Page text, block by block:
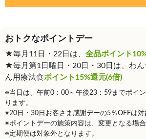
おトクなポイントデー
★毎月11日・22日は、 全品ポイント
★毎月第1日曜日・20日・30日は、わん
ん用療法食ポイント15%還元(6倍)
※当日は、午前0：00～午後23：59までポイ
ります。
※20日・30日お客さま感謝デーの5％OFFは対
※ポイントデーの施策内容は、変更となる場合
※定期便は対象外となります。